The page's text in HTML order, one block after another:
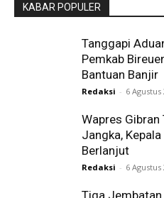
KABAR POPULER
Tanggapi
Pemkab
Bantuan Banjir
Redaksi - 6 Agustus
Wapres Gibran
Jangka,
Berlanjut
Redaksi - 6 Agustus
Tiga